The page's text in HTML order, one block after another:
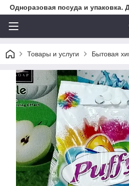
Одноразовая посуда и упаковка.
Товары и услуги Бытовая